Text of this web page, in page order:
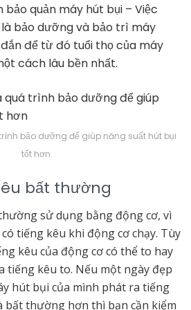
bảo quản máy hút bụi – Việc
bảo dưỡng và bảo trì máy
để từ đó tuổi thọ của máy
cách lâu bền nhất.
bảo dưỡng để giúp năng suất hút bụi
tốt hơn
bất thường
sử dụng bằng động cơ, vì
tiếng kêu khi động cơ chạy. Tùy
kêu của động cơ có thể to hay
tiếng kêu to. Nếu một ngày đẹp
hút bụi của mình phát ra tiếng
bất thường hơn thì bạn cần kiểm